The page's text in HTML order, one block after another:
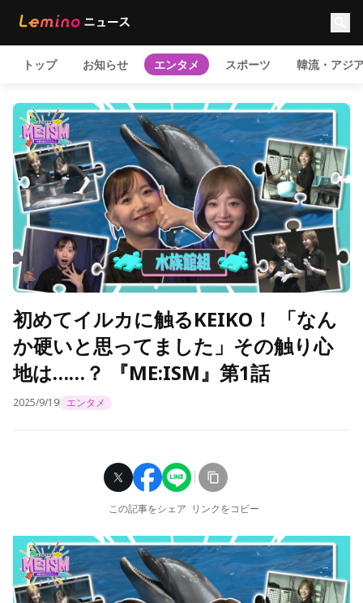
トップ お知らせ エンタメ スポーツ 韓流・アジ
初めてイルカに触るKEIKO！ 「なん
か硬いと思ってました」その触り心
地は……？ 『ME:ISM』第1話
2025/9/19 エンタメ
この記事をシェア リンクをコピー